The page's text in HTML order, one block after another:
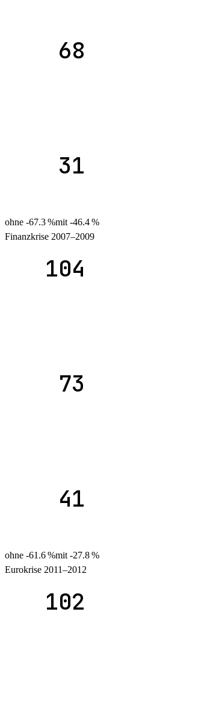
31
68
ohne -67.3%mit -46.4%
Finanzkrise 2007–2009
41
73
104
ohne -61.6%mit -27.8%
Eurokrise 2011–2012
102